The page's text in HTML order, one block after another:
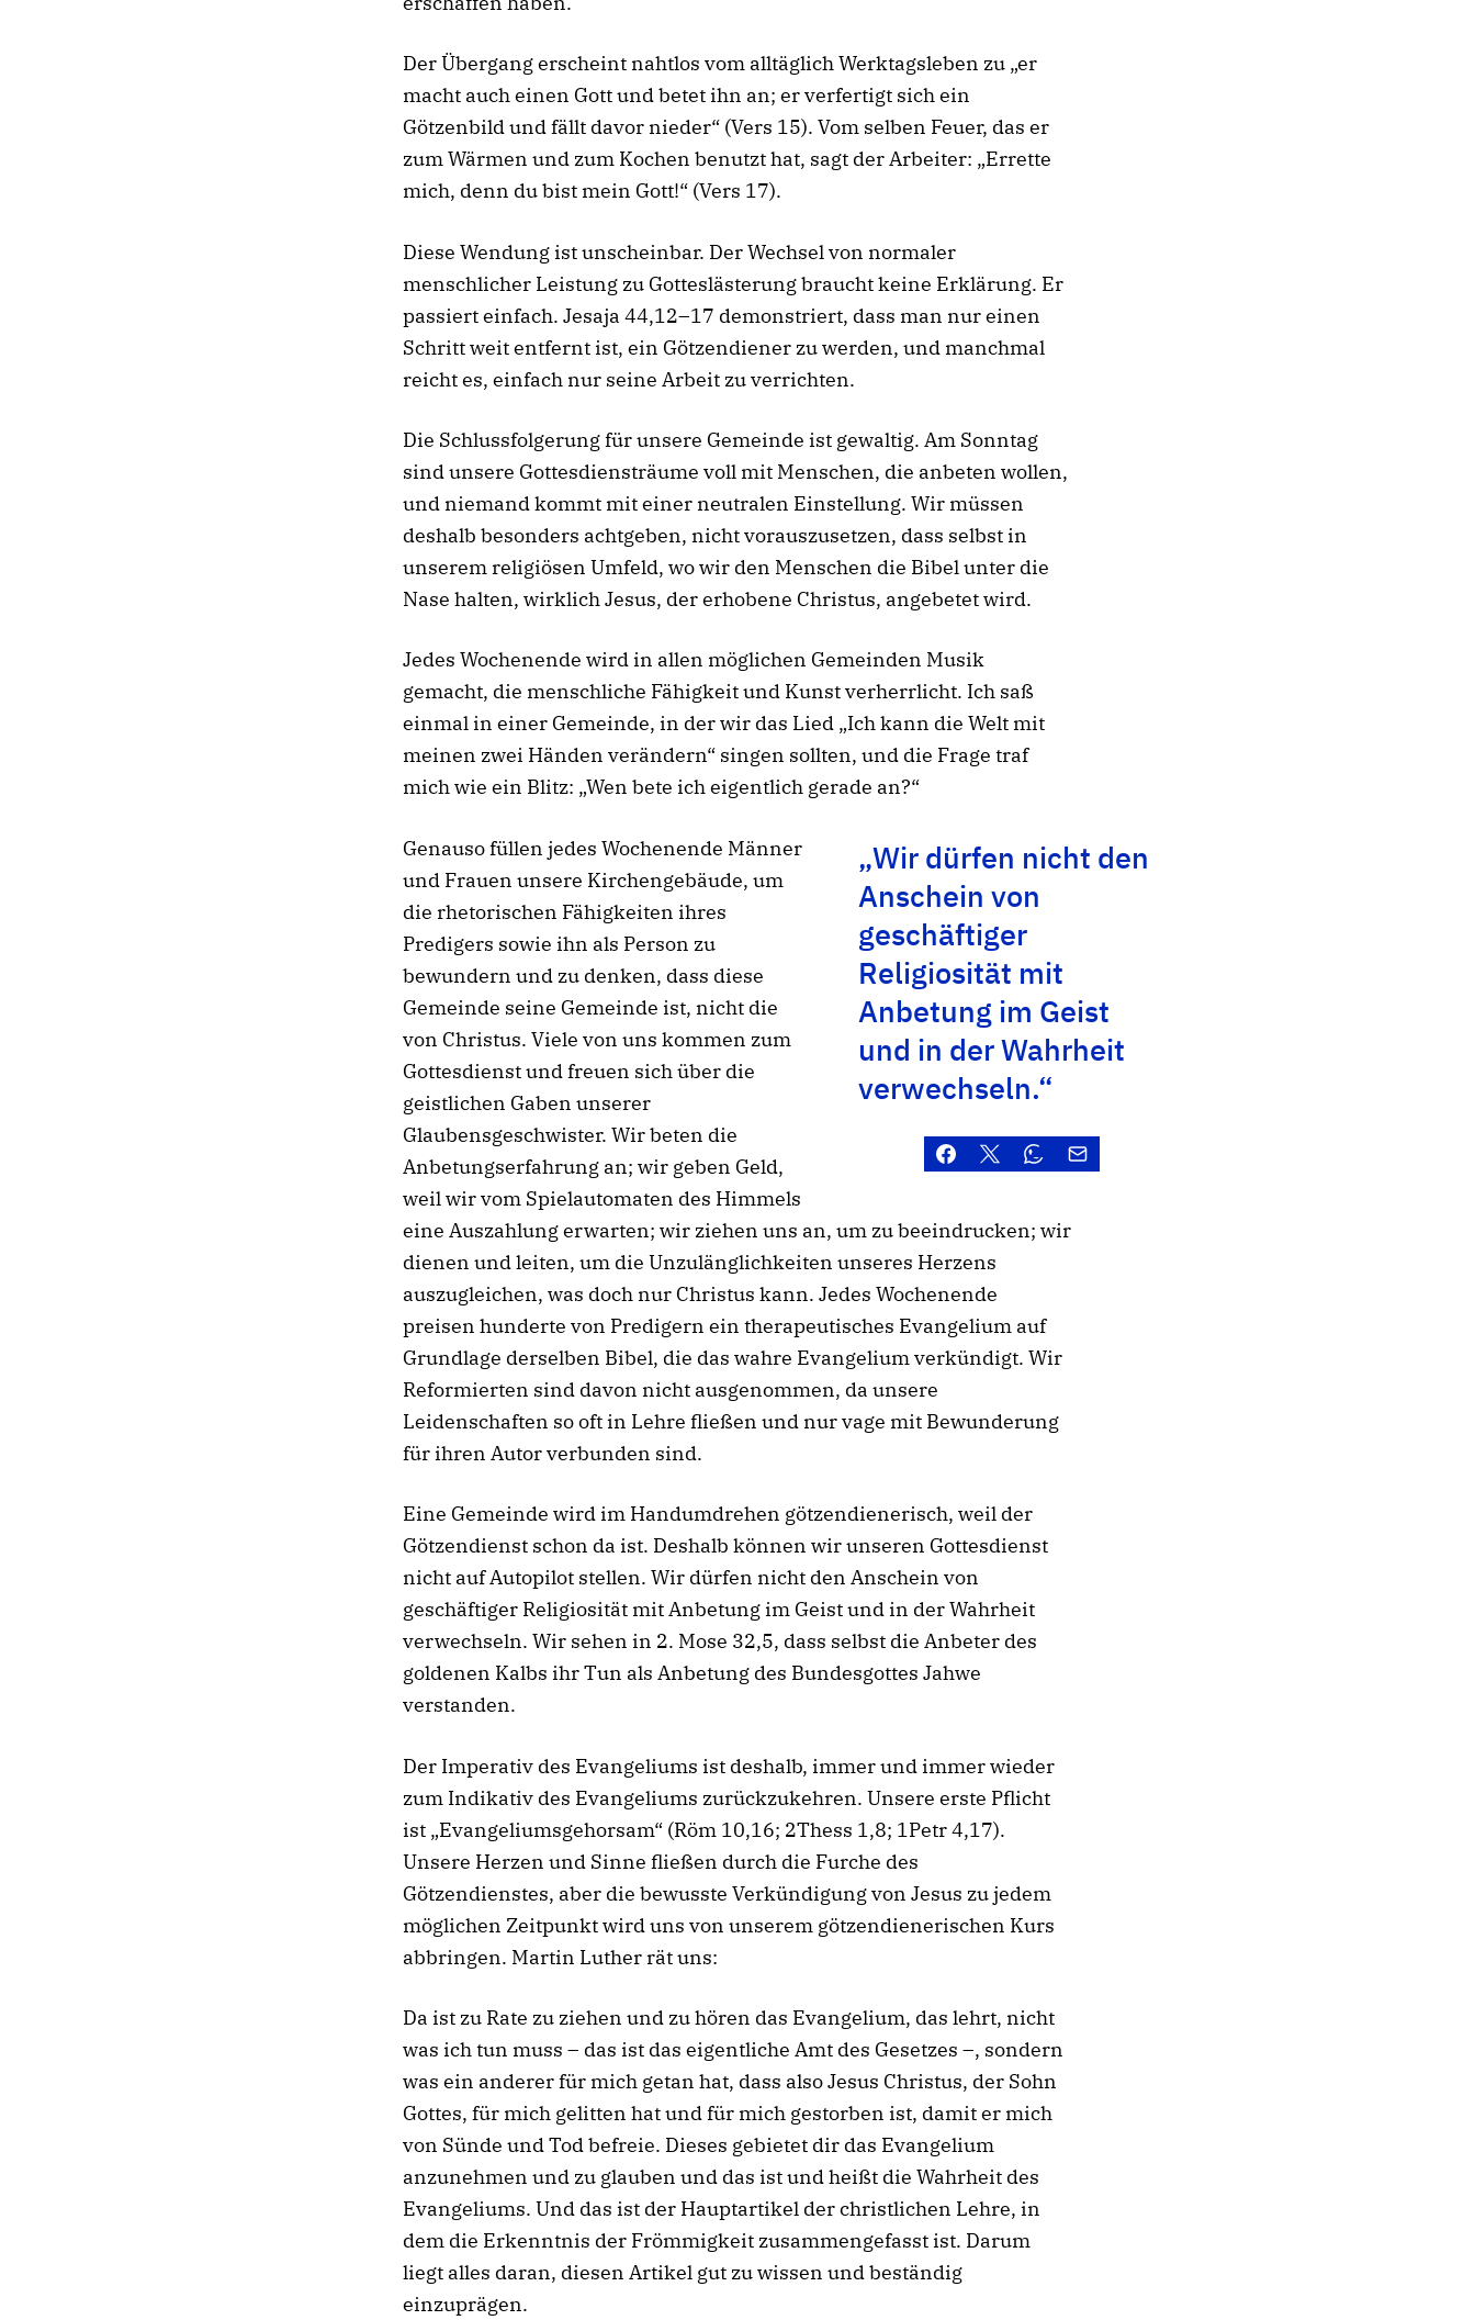
Der Übergang erscheint nahtlos vom alltäglich Werktagsleben zu „er
macht auch einen Gott und betet ihn an; er verfertigt sich ein
Götzenbild und fällt davor nieder“ (Vers 15). Vom selben Feuer, das er
zum Wärmen und zum Kochen benutzt hat, sagt der Arbeiter: „Errette
mich, denn du bist mein Gott!“ (Vers 17).
Diese Wendung ist unscheinbar. Der Wechsel von normaler
menschlicher Leistung zu Gotteslästerung braucht keine Erklärung. Er
passiert einfach. Jesaja 44,12–17 demonstriert, dass man nur einen
Schritt weit entfernt ist, ein Götzendiener zu werden, und manchmal
reicht es, einfach nur seine Arbeit zu verrichten.
Die Schlussfolgerung für unsere Gemeinde ist gewaltig. Am Sonntag
sind unsere Gottesdiensträume voll mit Menschen, die anbeten wollen,
und niemand kommt mit einer neutralen Einstellung. Wir müssen
deshalb besonders achtgeben, nicht vorauszusetzen, dass selbst in
unserem religiösen Umfeld, wo wir den Menschen die Bibel unter die
Nase halten, wirklich Jesus, der erhobene Christus, angebetet wird.
Jedes Wochenende wird in allen möglichen Gemeinden Musik
gemacht, die menschliche Fähigkeit und Kunst verherrlicht. Ich saß
einmal in einer Gemeinde, in der wir das Lied „Ich kann die Welt mit
meinen zwei Händen verändern“ singen sollten, und die Frage traf
mich wie ein Blitz: „Wen bete ich eigentlich gerade an?“
„Wir dürfen nicht den
Anschein von
geschäftiger
Religiosität mit
Anbetung im Geist
und in der Wahrheit
verwechseln.“
Genauso füllen jedes Wochenende Männer
und Frauen unsere Kirchengebäude, um
die rhetorischen Fähigkeiten ihres
Predigers sowie ihn als Person zu
bewundern und zu denken, dass diese
Gemeinde seine Gemeinde ist, nicht die
von Christus. Viele von uns kommen zum
Gottesdienst und freuen sich über die
geistlichen Gaben unserer
Glaubensgeschwister. Wir beten die
Anbetungserfahrung an; wir geben Geld,
weil wir vom Spielautomaten des Himmels
eine Auszahlung erwarten; wir ziehen uns an, um zu beeindrucken; wir
dienen und leiten, um die Unzulänglichkeiten unseres Herzens
auszugleichen, was doch nur Christus kann. Jedes Wochenende
preisen hunderte von Predigern ein therapeutisches Evangelium auf
Grundlage derselben Bibel, die das wahre Evangelium verkündigt. Wir
Reformierten sind davon nicht ausgenommen, da unsere
Leidenschaften so oft in Lehre fließen und nur vage mit Bewunderung
für ihren Autor verbunden sind.
Eine Gemeinde wird im Handumdrehen götzendienerisch, weil der
Götzendienst schon da ist. Deshalb können wir unseren Gottesdienst
nicht auf Autopilot stellen. Wir dürfen nicht den Anschein von
geschäftiger Religiosität mit Anbetung im Geist und in der Wahrheit
verwechseln. Wir sehen in 2. Mose 32,5, dass selbst die Anbeter des
goldenen Kalbs ihr Tun als Anbetung des Bundesgottes Jahwe
verstanden.
Der Imperativ des Evangeliums ist deshalb, immer und immer wieder
zum Indikativ des Evangeliums zurückzukehren. Unsere erste Pflicht
ist „Evangeliumsgehorsam“ (Röm 10,16; 2Thess 1,8; 1Petr 4,17).
Unsere Herzen und Sinne fließen durch die Furche des
Götzendienstes, aber die bewusste Verkündigung von Jesus zu jedem
möglichen Zeitpunkt wird uns von unserem götzendienerischen Kurs
abbringen. Martin Luther rät uns:
Da ist zu Rate zu ziehen und zu hören das Evangelium, das lehrt, nicht
was ich tun muss – das ist das eigentliche Amt des Gesetzes –, sondern
was ein anderer für mich getan hat, dass also Jesus Christus, der Sohn
Gottes, für mich gelitten hat und für mich gestorben ist, damit er mich
von Sünde und Tod befreie. Dieses gebietet dir das Evangelium
anzunehmen und zu glauben und das ist und heißt die Wahrheit des
Evangeliums. Und das ist der Hauptartikel der christlichen Lehre, in
dem die Erkenntnis der Frömmigkeit zusammengefasst ist. Darum
liegt alles daran, diesen Artikel gut zu wissen und beständig
einzuprägen.